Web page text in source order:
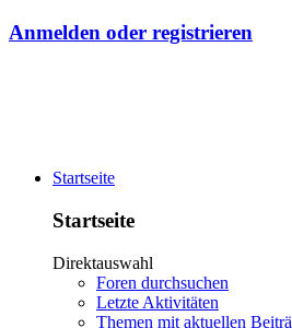
Anmelden oder registrieren
Startseite
Startseite
Direktauswahl
Foren durchsuchen
Letzte Aktivitäten
Themen mit aktuellen